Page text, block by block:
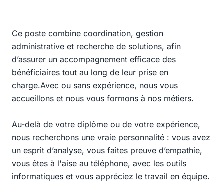
Ce poste combine coordination, gestion
administrative et recherche de solutions, afin
d’assurer un accompagnement efficace des
bénéficiaires tout au long de leur prise en
charge.Avec ou sans expérience, nous vous
accueillons et nous vous formons à nos métiers.
Au-delà de votre diplôme ou de votre expérience,
nous recherchons une vraie personnalité : vous avez
un esprit d’analyse, vous faites preuve d’empathie,
vous êtes à l'aise au téléphone, avec les outils
informatiques et vous appréciez le travail en équipe.